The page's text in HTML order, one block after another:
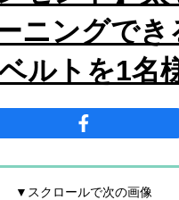
ニングでき
ルトを1名
▼スクロールで次の画像